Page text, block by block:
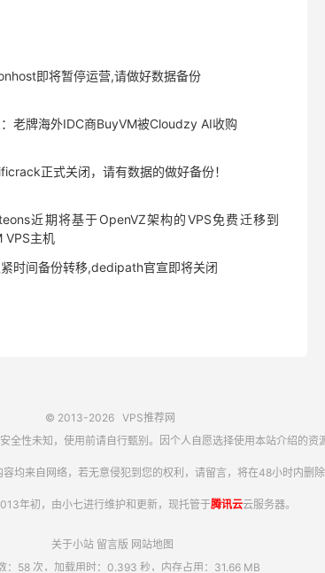
即将暂停运营,请做好数据备份
老牌海外IDC商BuyVM被Cloudzy AI收购
正式关闭，请有数据的做好备份！
近期将基于OpenVZ架构的VPS免费迁移到
VPS主机
时间备份转移,dedipath官宣即将关闭
© 2013-2026 VPS推荐网
全性未知，使用前请自行甄别。因个人自愿选择使用本站介绍的资
容均来自网络，若无意侵犯到您的权利，请留言，将在48小时内删
年初，由小七进行维护和更新，现托管于腾讯云云服务器。
关于小站 留言版 网站地图
：58 次，加载用时：0.393 秒，内存占用：31.66 MB